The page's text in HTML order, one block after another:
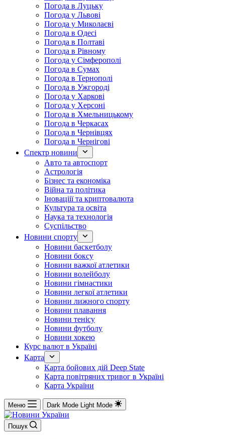
Погода в Луцьку
Погода у Львові
Погода у Миколаєві
Погода в Одесі
Погода в Полтаві
Погода в Рівному
Погода у Сімферополі
Погода в Сумах
Погода в Тернополі
Погода в Ужгороді
Погода у Харкові
Погода у Херсоні
Погода в Хмельницькому
Погода в Черкасах
Погода в Чернівцях
Погода в Чернігові
Спектр новини
Авто та автоспорт
Астрологія
Бізнес та економіка
Війна та політика
Іноваціії та криптовалюта
Культура та освіта
Наука та технологія
Суспільство
Новини спорту
Новини баскетболу
Новини боксу
Новини важкої атлетики
Новини волейболу
Новини гімнастики
Новини легкої атлетики
Новини лижного спорту
Новини плавання
Новини тенісу
Новини футболу
Новини хокею
Курс валют в Україні
Карта
Карта бойових дій Deep State
Карта повітряних тривог в Україні
Карта України
Меню Dark Mode Light Mode
Пошук